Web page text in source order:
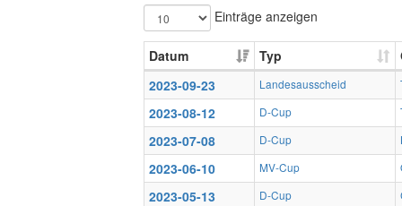
Einträge anzeigen
Datum Typ
2023-09-23
Landesausscheid
2023-08-12 D-Cup
2023-07-08 D-Cup
2023-06-10 MV-Cup
2023-05-13 D-Cup